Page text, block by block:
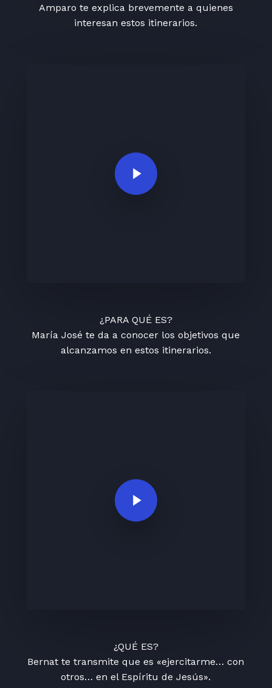
Amparo te explica brevemente a quienes
interesan estos itinerarios.
Play Video
¿PARA QUÉ ES?
María José te da a conocer los objetivos que
alcanzamos en estos itinerarios.
Play Video
¿QUÉ ES?
Bernat te transmite que es «ejercitarme… con
otros… en el Espíritu de Jesús».